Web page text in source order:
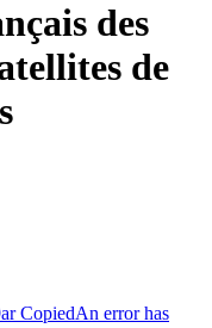
des
de
CopiedAn error has